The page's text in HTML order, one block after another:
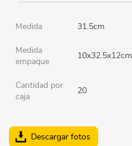
Medida 31.5cm
Medida
empaque
10x32.5x12cm
Cantidad por
caja
20
Descargar fotos